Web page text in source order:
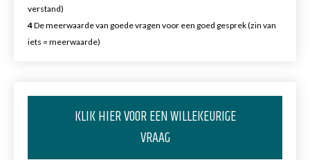
verstand)
4De meerwaarde van goede vragen voor een goed gesprek (zin van
iets = meerwaarde)
KLIK HIER VOOR EEN WILLEKEURIGE
VRAAG